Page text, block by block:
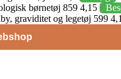
børnetøj 859 4,15
graviditet og legetøj 599 4,1